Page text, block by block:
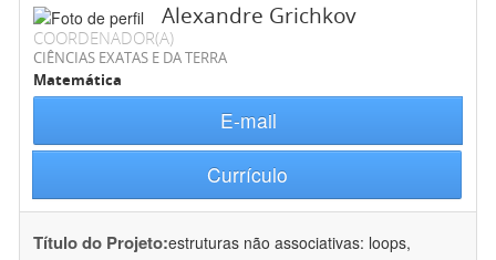
Alexandre Grichkov
COORDENADOR(A)
CIÊNCIAS EXATAS E DA TERRA
Matemática
E-mail
Currículo
Título do Projeto:estruturas não associativas: loops,